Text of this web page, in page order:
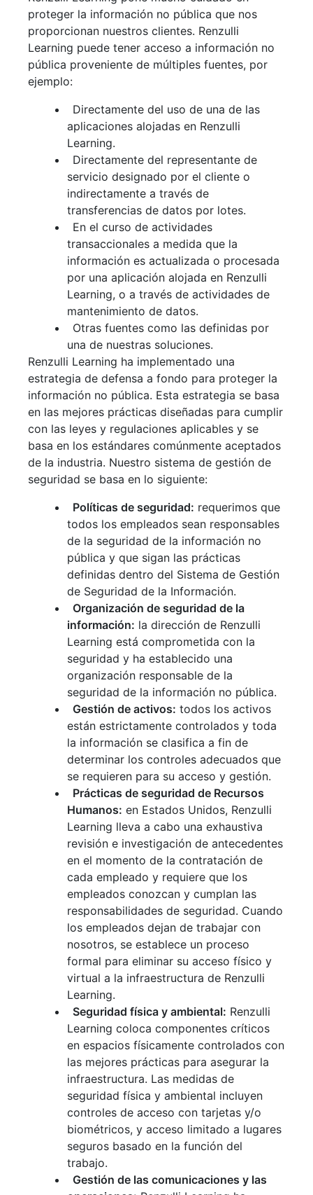
proteger la información no pública que nos
proporcionan nuestros clientes. Renzulli
Learning puede tener acceso a información no
pública proveniente de múltiples fuentes, por
ejemplo:
Directamente del uso de una de las
aplicaciones alojadas en Renzulli
Learning.
Directamente del representante de
servicio designado por el cliente o
indirectamente a través de
transferencias de datos por lotes.
En el curso de actividades
transaccionales a medida que la
información es actualizada o procesada
por una aplicación alojada en Renzulli
Learning, o a través de actividades de
mantenimiento de datos.
Otras fuentes como las definidas por
una de nuestras soluciones.
Renzulli Learning ha implementado una
estrategia de defensa a fondo para proteger la
información no pública. Esta estrategia se basa
en las mejores prácticas diseñadas para cumplir
con las leyes y regulaciones aplicables y se
basa en los estándares comúnmente aceptados
de la industria. Nuestro sistema de gestión de
seguridad se basa en lo siguiente:
Políticas de seguridad: requerimos que
todos los empleados sean responsables
de la seguridad de la información no
pública y que sigan las prácticas
definidas dentro del Sistema de Gestión
de Seguridad de la Información.
Organización de seguridad de la
información: la dirección de Renzulli
Learning está comprometida con la
seguridad y ha establecido una
organización responsable de la
seguridad de la información no pública.
Gestión de activos: todos los activos
están estrictamente controlados y toda
la información se clasifica a fin de
determinar los controles adecuados que
se requieren para su acceso y gestión.
Prácticas de seguridad de Recursos
Humanos: en Estados Unidos, Renzulli
Learning lleva a cabo una exhaustiva
revisión e investigación de antecedentes
en el momento de la contratación de
cada empleado y requiere que los
empleados conozcan y cumplan las
responsabilidades de seguridad. Cuando
los empleados dejan de trabajar con
nosotros, se establece un proceso
formal para eliminar su acceso físico y
virtual a la infraestructura de Renzulli
Learning.
Seguridad física y ambiental: Renzulli
Learning coloca componentes críticos
en espacios físicamente controlados con
las mejores prácticas para asegurar la
infraestructura. Las medidas de
seguridad física y ambiental incluyen
controles de acceso con tarjetas y/o
biométricos, y acceso limitado a lugares
seguros basado en la función del
trabajo.
Gestión de las comunicaciones y las